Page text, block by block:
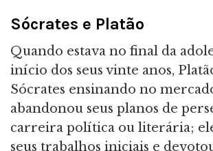
Sócrates e Platão
Quando estava no final da
início dos seus vinte anos,
Sócrates ensinando no
abandonou seus planos de
carreira política ou literária;
seus trabalhos iniciais e